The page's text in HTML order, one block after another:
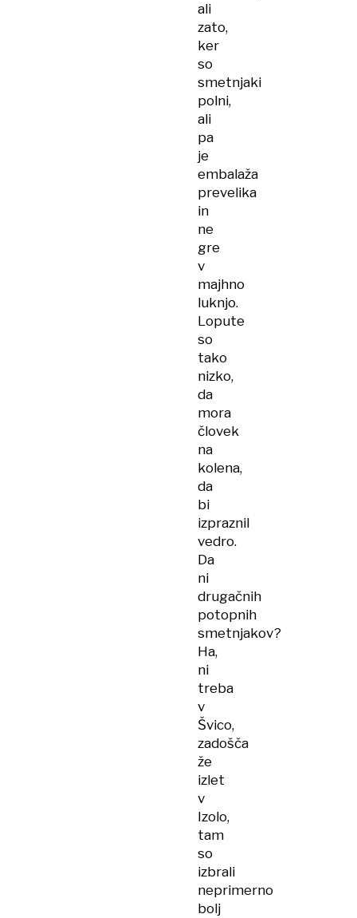
ali
zato,
ker
so
smetnjaki
polni,
ali
pa
je
embalaža
prevelika
in
ne
gre
v
majhno
luknjo.
Lopute
so
tako
nizko,
da
mora
človek
na
kolena,
da
bi
izpraznil
vedro.
Da
ni
drugačnih
potopnih
smetnjakov?
Ha,
ni
treba
v
Švico,
zadošča
že
izlet
v
Izolo,
tam
so
izbrali
neprimerno
bolj